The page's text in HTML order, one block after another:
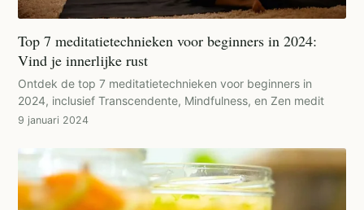
Top 7 meditatietechnieken voor beginners in 2024:
Vind je innerlijke rust
Ontdek de top 7 meditatietechnieken voor beginners in
2024, inclusief Transcendente, Mindfulness, en Zen medit
9 januari 2024